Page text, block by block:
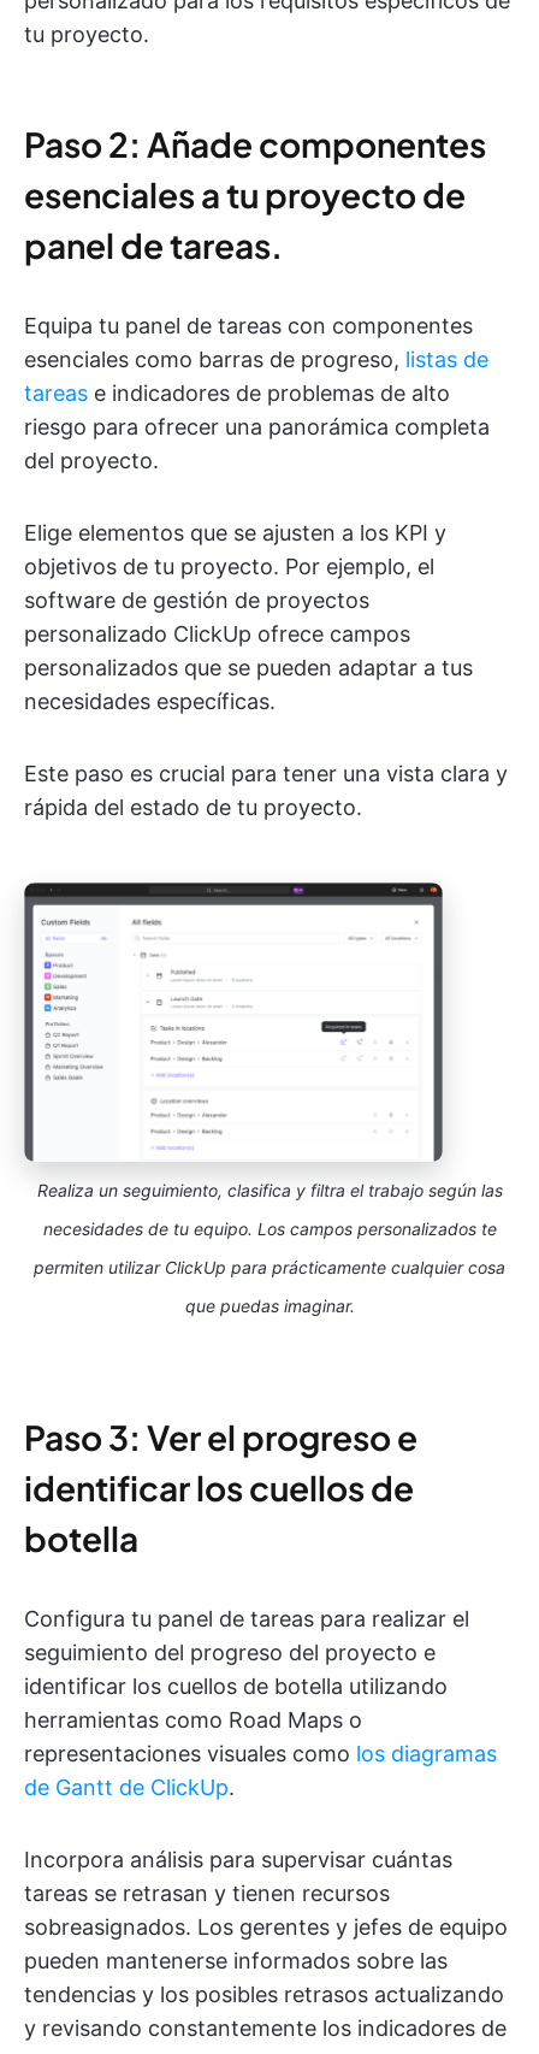
tu proyecto.
Paso 2: Añade componentes
esenciales a tu proyecto de
panel de tareas.
Equipa tu panel de tareas con componentes
esenciales como barras de progreso, listas de
tareas e indicadores de problemas de alto
riesgo para ofrecer una panorámica completa
del proyecto.
Elige elementos que se ajusten a los KPI y
objetivos de tu proyecto. Por ejemplo, el
software de gestión de proyectos
personalizado ClickUp ofrece campos
personalizados que se pueden adaptar a tus
necesidades específicas.
Este paso es crucial para tener una vista clara y
rápida del estado de tu proyecto.
Realiza un seguimiento, clasifica y filtra el trabajo según las
necesidades de tu equipo. Los campos personalizados te
permiten utilizar ClickUp para prácticamente cualquier cosa
que puedas imaginar.
Paso 3: Ver el progreso e
identificar los cuellos de
botella
Configura tu panel de tareas para realizar el
seguimiento del progreso del proyecto e
identificar los cuellos de botella utilizando
herramientas como Road Maps o
representaciones visuales como los diagramas
de Gantt de ClickUp.
Incorpora análisis para supervisar cuántas
tareas se retrasan y tienen recursos
sobreasignados. Los gerentes y jefes de equipo
pueden mantenerse informados sobre las
tendencias y los posibles retrasos actualizando
y revisando constantemente los indicadores de